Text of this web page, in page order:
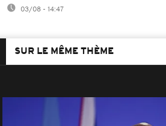
03/08 - 14:47
SUR LE MÊME THÈME